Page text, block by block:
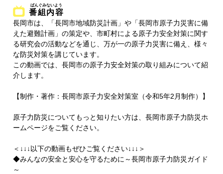
番組内容
長岡市は、「長岡市地域防災計画」や「長岡市原子力災害に備
えた避難計画」の策定や、市町村による原子力安全対策に関す
る研究会の活動などを通じ、万が一の原子力災害に備え、様々
な防災対策を講じています。
この動画では、長岡市の原子力安全対策の取り組みについて紹
介します。
【制作・著作：長岡市原子力安全対策室（令和5年2月制作）】
原子力防災についてもっと知りたい方は、長岡市原子力防災ホ
ームページをご覧ください。
＜↓↓↓以下の動画もぜひご覧ください↓↓↓＞
◆みんなの安全と安心を守るために～長岡市原子力防災ガイド
～